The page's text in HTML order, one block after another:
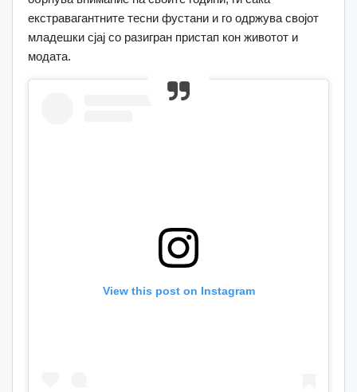
екстравагантните тесни фустани и го одржува својот
младешки сјај со разигран пристап кон животот и
модата.
View this post on Instagram